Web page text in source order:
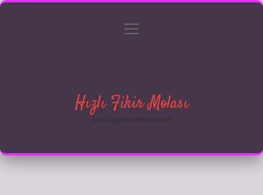
Gizlilik Politikası
menüyü
Hızlı Fikir Molası
Anlık bilgilerle zihnini tazele!